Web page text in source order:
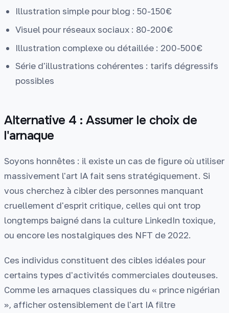
Illustration simple pour blog : 50-150€
Visuel pour réseaux sociaux : 80-200€
Illustration complexe ou détaillée : 200-500€
Série d'illustrations cohérentes : tarifs dégressifs
possibles
Alternative 4 : Assumer le choix de
l'arnaque
Soyons honnêtes : il existe un cas de figure où utiliser
massivement l'art IA fait sens stratégiquement. Si
vous cherchez à cibler des personnes manquant
cruellement d'esprit critique, celles qui ont trop
longtemps baigné dans la culture LinkedIn toxique,
ou encore les nostalgiques des NFT de 2022.
Ces individus constituent des cibles idéales pour
certains types d'activités commerciales douteuses.
Comme les arnaques classiques du « prince nigérian
», afficher ostensiblement de l'art IA filtre